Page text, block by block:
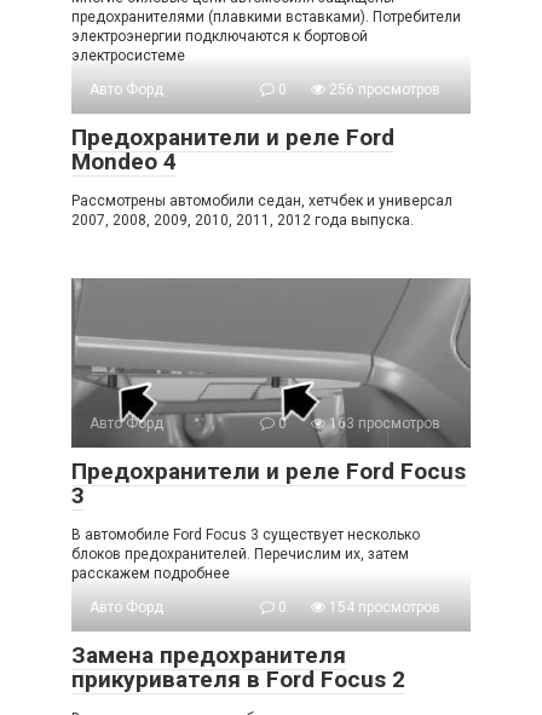
предохранителями (плавкими вставками). Потребители
электроэнергии подключаются к бортовой
электросистеме
Авто Форд
0 256 просмотров
Предохранители и реле Ford
Mondeo 4
Рассмотрены автомобили седан, хетчбек и универсал
2007, 2008, 2009, 2010, 2011, 2012 года выпуска.
Авто Форд 0 163 просмотров
Предохранители и реле Ford Focus
3
В автомобиле Ford Focus 3 существует несколько
блоков предохранителей. Перечислим их, затем
расскажем подробнее
Авто Форд
0 154 просмотров
Замена предохранителя
прикуривателя в Ford Focus 2